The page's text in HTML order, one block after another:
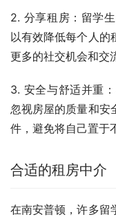
2. 分享租房：留学
以有效降低每个人的
更多的社交机会和交
3. 安全与舒适并重
忽视房屋的质量和安
件，避免将自己置于
合适的租房中介
在南安普顿，许多留